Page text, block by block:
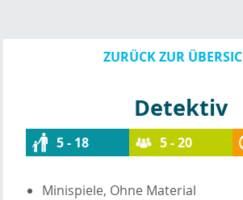
ZURÜCK ZUR
Detektiv
5 - 18 5 - 20
Minispiele, Ohne Material